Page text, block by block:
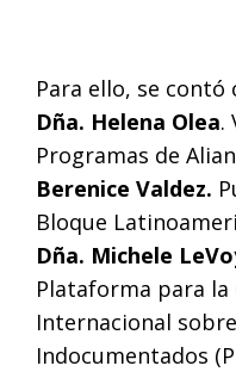
Para ello, se
Dña. Helena Olea.
Programas de
Berenice Valdez.
Bloque
Dña. Michele
Plataforma para la
Internacional
Indocumentados